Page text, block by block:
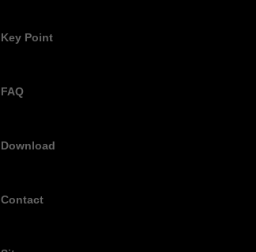
Key Point
FAQ
Download
Contact